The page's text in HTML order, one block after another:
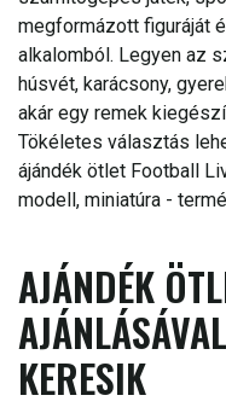
megformázott figuráját
alkalomból. Legyen az
húsvét, karácsony,
akár egy remek
Tökéletes választás
ájándék ötlet Football
modell, miniatúra -
AJÁNDÉK
KERESIK